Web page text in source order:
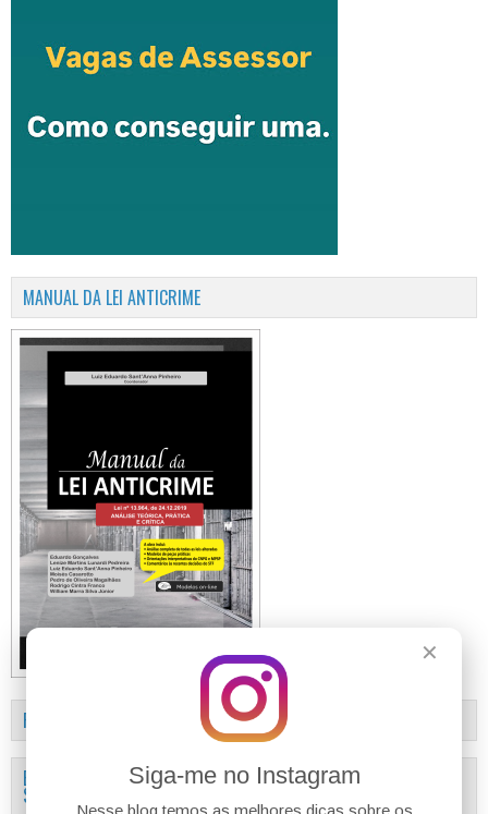
✕
Siga-me no Instagram
Nesse blog temos as melhores dicas sobre os
MANUAL DA LEI ANTICRIME
FÓRUM DO BLOG
ENCONTRE TUDO O QUE PROCURA AQUI (TEMÁRIO/SUMÁRIO DO
SITE)